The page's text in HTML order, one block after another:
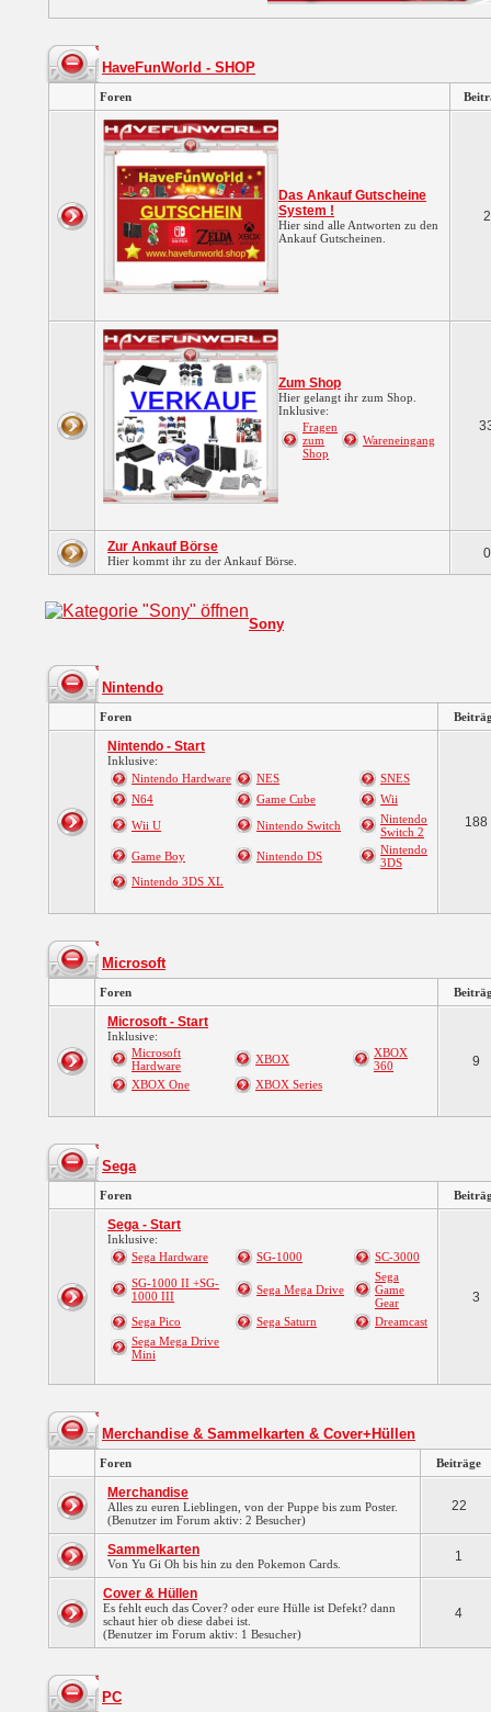
HaveFunWorld - SHOP
Foren
Das Ankauf Gutscheine
System !
Hier sind alle Antworten zu den
Ankauf Gutscheinen.
2
Zum Shop
Hier gelangt ihr zum Shop.
Inklusive:
Fragen
zum
Shop
Wareneingang
Zur Ankauf Börse
Hier kommt ihr zu der Ankauf Börse. 0
Sony
Nintendo
Foren
Nintendo - Start
Inklusive:
Nintendo Hardware
NES
SNES
N64
Game Cube
Wii
Wii U
Nintendo Switch
Nintendo
Switch 2
Game Boy
Nintendo DS
Nintendo
3DS
Nintendo 3DS XL
188
Microsoft
Foren
Microsoft - Start
Inklusive:
Microsoft
Hardware
XBOX
XBOX
360
XBOX One
XBOX Series
9
Sega
Foren
Sega - Start
Inklusive:
Sega Hardware
SG-1000
SC-3000
SG-1000 II +SG-
1000 III
Sega Mega Drive
Sega
Game
Gear
Sega Pico
Sega Saturn
Dreamcast
Sega Mega Drive
Mini
3
Merchandise & Sammelkarten & Cover+Hüllen
Foren Beiträge
Merchandise
Alles zu euren Lieblingen, von der Puppe bis zum Poster.
(Benutzer im Forum aktiv: 2 Besucher)
22
Sammelkarten
Von Yu Gi Oh bis hin zu den Pokemon Cards. 1
Cover & Hüllen
Es fehlt euch das Cover? oder eure Hülle ist Defekt? dann
schaut hier ob diese dabei ist.
(Benutzer im Forum aktiv: 1 Besucher)
4
PC